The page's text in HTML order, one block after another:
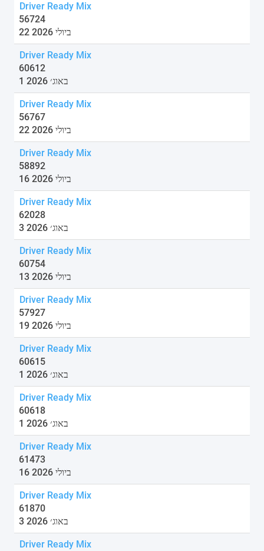
Driver Ready Mix
56724
22 ביולי 2026
Driver Ready Mix
60612
1 באוג׳ 2026
Driver Ready Mix
56767
22 ביולי 2026
Driver Ready Mix
58892
16 ביולי 2026
Driver Ready Mix
62028
3 באוג׳ 2026
Driver Ready Mix
60754
13 ביולי 2026
Driver Ready Mix
57927
19 ביולי 2026
Driver Ready Mix
60615
1 באוג׳ 2026
Driver Ready Mix
60618
1 באוג׳ 2026
Driver Ready Mix
61473
16 ביולי 2026
Driver Ready Mix
61870
3 באוג׳ 2026
Driver Ready Mix